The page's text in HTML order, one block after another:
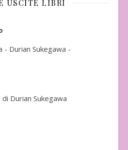
USCITE LIBRI
Durian Sukegawa